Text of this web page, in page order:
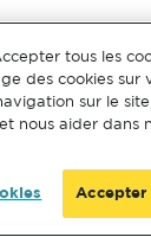
tous les
des cookies sur
sur le
nous aider dans
Accepter